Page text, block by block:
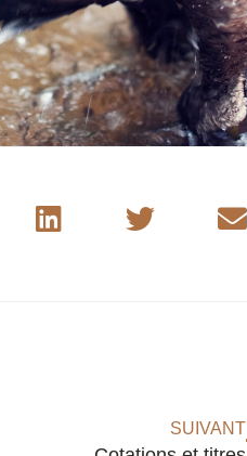
SUIVANT